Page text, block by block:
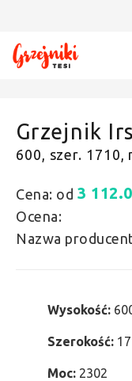
Grzejnik
600, szer. 1710,
Cena: od 3
Ocena:
Nazwa
Wysokość:
Szerokość:
Moc: 2302